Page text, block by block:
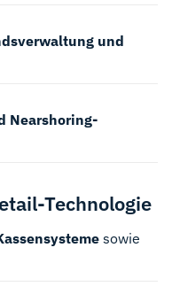
und
Nearshoring-
Technologie
sowie